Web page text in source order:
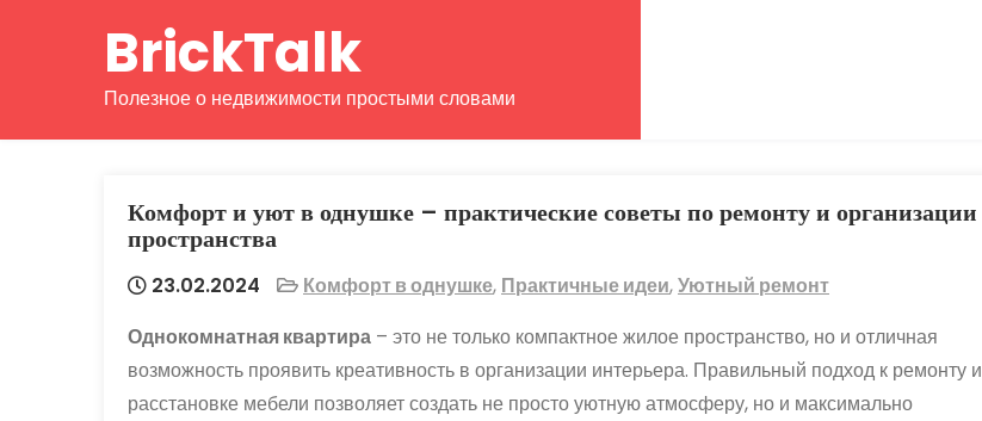
BrickTalk
Полезное о недвижимости простыми словами
Комфорт и уют в однушке – практические советы по ремонту и организации
пространства
23.02.2024 Комфорт в однушке, Практичные идеи,Уютный ремонт
Однокомнатная квартира – это не только компактное жилое пространство, но и отличная
возможность проявить креативность в организации интерьера. Правильный подход к ремонту и
расстановке мебели позволяет создать не просто уютную атмосферу, но и максимально